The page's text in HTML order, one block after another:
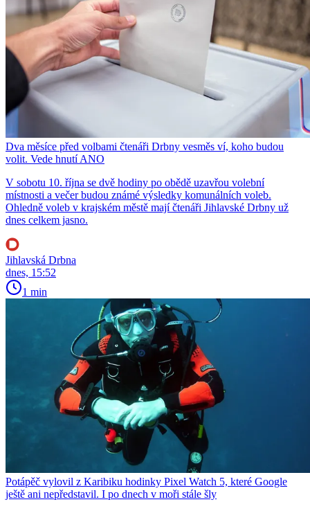
Dva měsíce před volbami čtenáři Drbny vesměs ví, koho budou
volit. Vede hnutí ANO
V sobotu 10. října se dvě hodiny po obědě uzavřou volební
místnosti a večer budou známé výsledky komunálních voleb.
Ohledně voleb v krajském městě mají čtenáři Jihlavské Drbny už
dnes celkem jasno.
Jihlavská Drbna
dnes, 15:52
1 min
Potápěč vylovil z Karibiku hodinky Pixel Watch 5, které Google
ještě ani nepředstavil. I po dnech v moři stále šly